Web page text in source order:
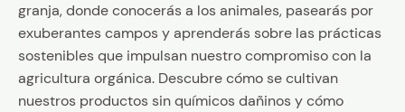
granja, donde conocerás a los animales, pasearás por
exuberantes campos y aprenderás sobre las prácticas
sostenibles que impulsan nuestro compromiso con la
agricultura orgánica. Descubre cómo se cultivan
nuestros productos sin químicos dañinos y cómo